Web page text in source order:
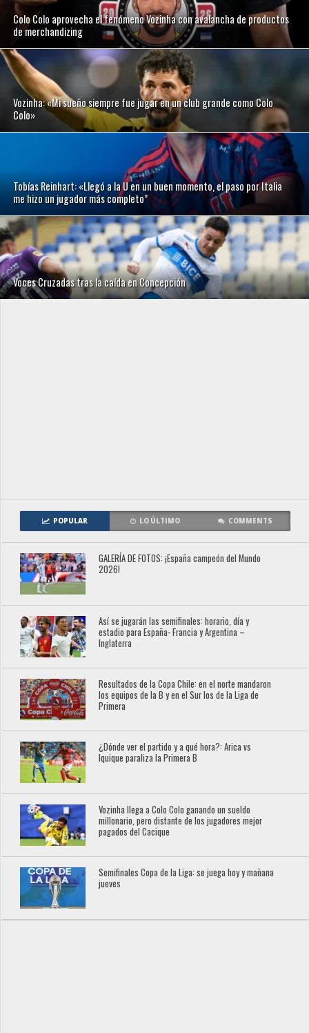
Colo Colo aprovecha el fenómeno Vozinha con avalancha de productos
de merchandizing
Vozinha: «Mi sueño siempre fue jugar en un club grande como Colo
Colo»
Tobías Reinhart: «Llegó a la U en un buen momento, el paso por Italia
me hizo un jugador más completo”
Voces Cruzadas tras la caída en Concepción
POPULAR LO ÚLTIMO COMMENTS
GALERÍA DE FOTOS: ¡España campeón del Mundo
2026!
Así se jugarán las semifinales: horario, día y
estadio para España- Francia y Argentina –
Inglaterra
Resultados de la Copa Chile: en el norte mandaron
los equipos de la B y en el Sur los de la Liga de
Primera
¿Dónde ver el partido y a qué hora?: Arica vs
Iquique paraliza la Primera B
Vozinha llega a Colo Colo ganando un sueldo
millonario, pero distante de los jugadores mejor
pagados del Cacique
Semifinales Copa de la Liga: se juega hoy y mañana
jueves